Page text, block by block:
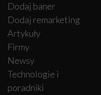
Dodaj baner
Dodaj remarketing
Artykuły
Firmy
Newsy
Technologie i
poradniki